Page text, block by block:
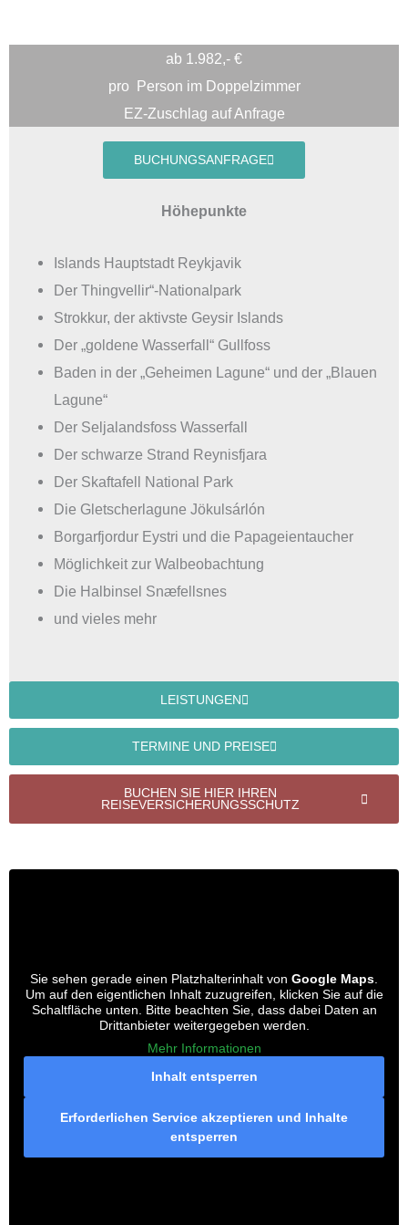
ab 1.982,- €
pro
Person im Doppelzimmer
EZ-Zuschlag auf Anfrage
BUCHUNGSANFRAGE
Höhepunkte
Islands Hauptstadt Reykjavik
Der Thingvellir“-Nationalpark
Strokkur, der aktivste Geysir Islands
Der „goldene Wasserfall“ Gullfoss
Baden in der „Geheimen Lagune“ und der „Blauen
Lagune“
Der Seljalandsfoss Wasserfall
Der schwarze Strand Reynisfjara
Der Skaftafell National Park
Die Gletscherlagune Jökulsárlón
Borgarfjordur Eystri und die Papageientaucher
Möglichkeit zur Walbeobachtung
Die Halbinsel Snæfellsnes
und vieles mehr
LEISTUNGEN
TERMINE UND PREISE
BUCHEN SIE HIER IHREN
REISEVERSICHERUNGSSCHUTZ
Sie sehen gerade einen Platzhalterinhalt von Google Maps
Um auf den eigentlichen Inhalt zuzugreifen, klicken Sie auf die
Schaltfläche unten. Bitte beachten Sie, dass dabei Daten an
Drittanbieter weitergegeben werden.
Mehr Informationen
Inhalt entsperren
Erforderlichen Service akzeptieren und Inhalte
entsperren